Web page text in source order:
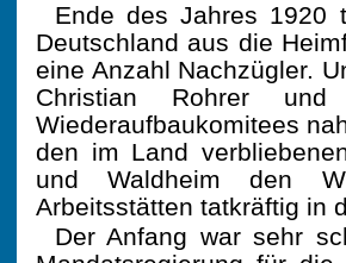
Ende des Jahres 1920
Deutschland aus die
eine Anzahl Nachzügler.
Christian Rohrer
Wiederaufbaukomitees
den im Land
und Wald­heim den
Arbeitsstätten tatkräftig in
Der Anfang war sehr